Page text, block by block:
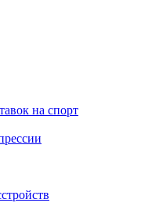
на спорт